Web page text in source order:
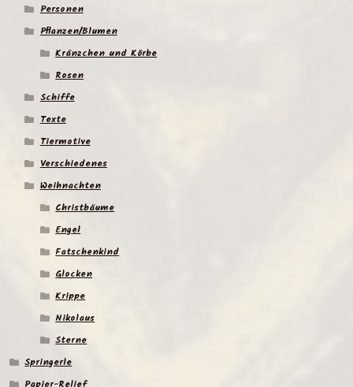
Personen
Pflanzen/Blumen
Kränzchen und Körbe
Rosen
Schiffe
Texte
Tiermotive
Verschiedenes
Weihnachten
Christbäume
Engel
Fatschenkind
Glocken
Krippe
Nikolaus
Sterne
Springerle